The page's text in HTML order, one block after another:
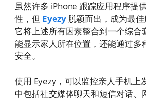
虽然许多 iPhone 跟踪应用程序提
性，但 Eyezy 脱颖而出，成为最
它将上述所有因素整合到一个综合
能显示家人所在位置，还能通过多
安全。
使用 Eyezy，可以监控亲人手机上
中包括社交媒体聊天和短信对话、